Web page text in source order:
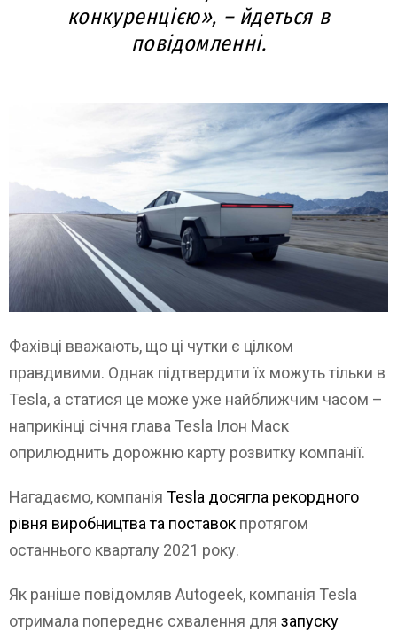
конкуренцією», – йдеться в
повідомленні.
Фахівці вважають, що ці чутки є цілком
правдивими. Однак підтвердити їх можуть тільки в
Tesla, а статися це може уже найближчим часом –
наприкінці січня глава Tesla Ілон Маск
оприлюднить дорожню карту розвитку компанії.
Нагадаємо, компанія Tesla досягла рекордного
рівня виробництва та поставок протягом
останнього кварталу 2021 року.
Як раніше повідомляв Autogeek, компанія Tesla
отримала попереднє схвалення для запуску